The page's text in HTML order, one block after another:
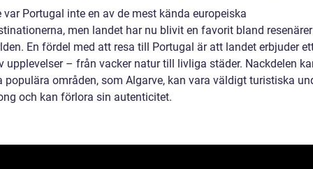
var Portugal inte en av de mest kända europeiska
men landet har nu blivit en favorit bland
En fördel med att resa till Portugal är att landet erbjuder
upplevelser – från vacker natur till livliga städer. Nackdelen
populära områden, som Algarve, kan vara väldigt turistiska
och kan förlora sin autenticitet.